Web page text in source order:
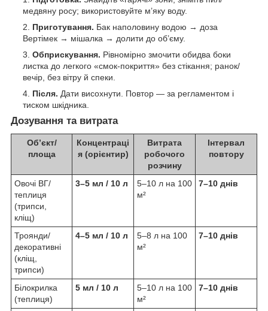
медвяну росу; використовуйте м’яку воду.
Приготування. Бак наполовину водою → доза
Вертімек → мішалка → долити до об’єму.
Обприскування. Рівномірно змочити обидва боки
листка до легкого «смок-покриття» без стікання; ранок/
вечір, без вітру й спеки.
Після. Дати висохнути. Повтор — за регламентом і
тиском шкідника.
Дозування та витрата
Об’єкт/
площа
Концентраці
я (орієнтир)
Витрата
робочого
розчину
Інтервал
повтору
Овочі ВГ/
теплиця
(трипси,
кліщ)
3–5 мл / 10 л
5–10 л на 100
м²
7–10 днів
Троянди/
декоративні
(кліщ,
трипси)
4–5 мл / 10 л
5–8 л на 100
м²
7–10 днів
Білокрилка
(теплиця)
5 мл / 10 л
5–10 л на 100
м²
7–10 днів